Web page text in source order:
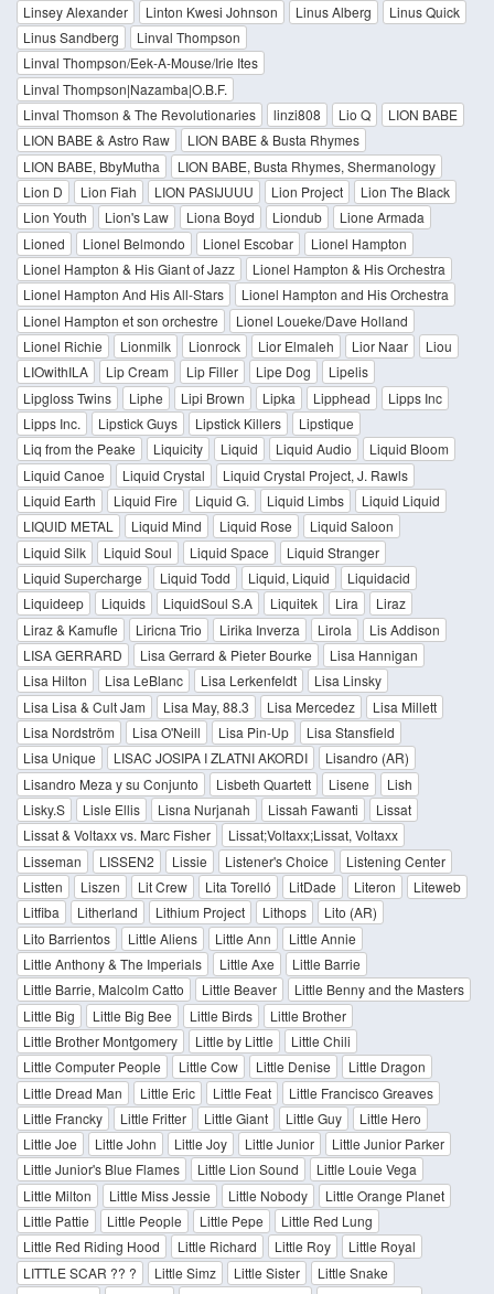
Linsey Alexander
Linton Kwesi Johnson Linus Alberg
Linus Quick
Linus Sandberg
Linval Thompson
Linval Thompson/Eek-A-Mouse/Irie Ites
Linval Thompson|Nazamba|O.B.F.
Linval Thomson & The Revolutionaries
linzi808 Lio Q
LION BABE
LION BABE & Astro Raw
LION BABE & Busta Rhymes
LION BABE, BbyMutha
LION BABE, Busta Rhymes, Shermanology
Lion D
Lion Fiah LION PASIJUUU Lion Project
Lion The Black
Lion Youth
Lion's Law Liona Boyd Liondub
Lione Armada
Lioned
Lionel Belmondo Lionel Escobar
Lionel Hampton
Lionel Hampton & His Giant of Jazz
Lionel Hampton & His Orchestra
Lionel Hampton And His All-Stars
Lionel Hampton and His Orchestra
Lionel Hampton et son orchestre
Lionel Loueke/Dave Holland
Lionel Richie
Lionmilk Lionrock Lior Elmaleh Lior Naar
Liou
LIOwithILA
Lip Cream Lip Filler Lipe Dog
Lipelis
Lipgloss Twins
Liphe Lipi Brown Lipka Lipphead
Lipps Inc
Lipps Inc.
Lipstick Guys Lipstick Killers
Lipstique
Liq from the Peake
Liquicity Liquid Liquid Audio
Liquid Bloom
Liquid Canoe
Liquid Crystal
Liquid Crystal Project, J. Rawls
Liquid Earth
Liquid Fire Liquid G. Liquid Limbs
Liquid Liquid
LIQUID METAL
Liquid Mind Liquid Rose
Liquid Saloon
Liquid Silk
Liquid Soul Liquid Space
Liquid Stranger
Liquid Supercharge
Liquid Todd Liquid, Liquid
Liquidacid
Liquideep
Liquids LiquidSoul S.A Liquitek Lira
Liraz
Liraz & Kamufle
Liricna Trio Lirika Inverza Lirola
Lis Addison
LISA GERRARD
Lisa Gerrard & Pieter Bourke
Lisa Hannigan
Lisa Hilton
Lisa LeBlanc Lisa Lerkenfeldt
Lisa Linsky
Lisa Lisa & Cult Jam
Lisa May, 88.3 Lisa Mercedez
Lisa Millett
Lisa Nordström
Lisa O'Neill Lisa Pin-Up
Lisa Stansfield
Lisa Unique
LISAC JOSIPA I ZLATNI AKORDI
Lisandro (AR)
Lisandro Meza y su Conjunto
Lisbeth Quartett Lisene
Lish
Lisky.S
Lisle Ellis Lisna Nurjanah Lissah Fawanti
Lissat
Lissat & Voltaxx vs. Marc Fisher
Lissat;Voltaxx;Lissat, Voltaxx
Lisseman
LISSEN2 Lissie Listener's Choice
Listening Center
Listten
Liszen Lit Crew Lita Torelló LitDade Literon
Liteweb
Litfiba
Litherland Lithium Project Lithops
Lito (AR)
Lito Barrientos
Little Aliens Little Ann
Little Annie
Little Anthony & The Imperials
Little Axe
Little Barrie
Little Barrie, Malcolm Catto
Little Beaver
Little Benny and the Masters
Little Big
Little Big Bee Little Birds
Little Brother
Little Brother Montgomery
Little by Little
Little Chili
Little Computer People
Little Cow Little Denise
Little Dragon
Little Dread Man
Little Eric Little Feat
Little Francisco Greaves
Little Francky
Little Fritter Little Giant Little Guy
Little Hero
Little Joe
Little John Little Joy Little Junior
Little Junior Parker
Little Junior's Blue Flames
Little Lion Sound
Little Louie Vega
Little Milton
Little Miss Jessie Little Nobody
Little Orange Planet
Little Pattie
Little People Little Pepe
Little Red Lung
Little Red Riding Hood
Little Richard Little Roy
Little Royal
LITTLE SCAR ?? ?
Little Simz Little Sister
Little Snake